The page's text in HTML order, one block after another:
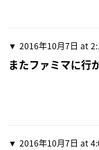
2016年10月7日 at
またファミマに行
2016年10月7日 at